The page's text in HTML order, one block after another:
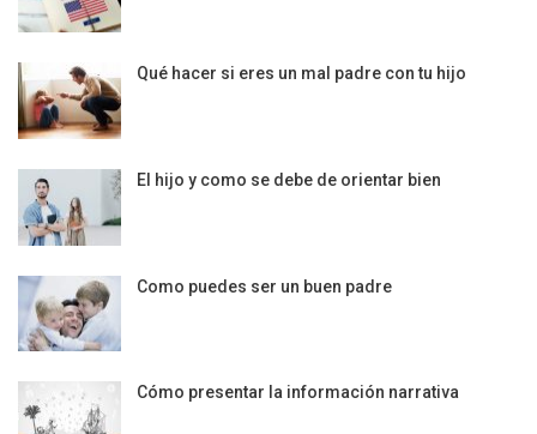
Qué hacer si eres un mal padre con tu hijo
El hijo y como se debe de orientar bien
Como puedes ser un buen padre
Cómo presentar la información narrativa